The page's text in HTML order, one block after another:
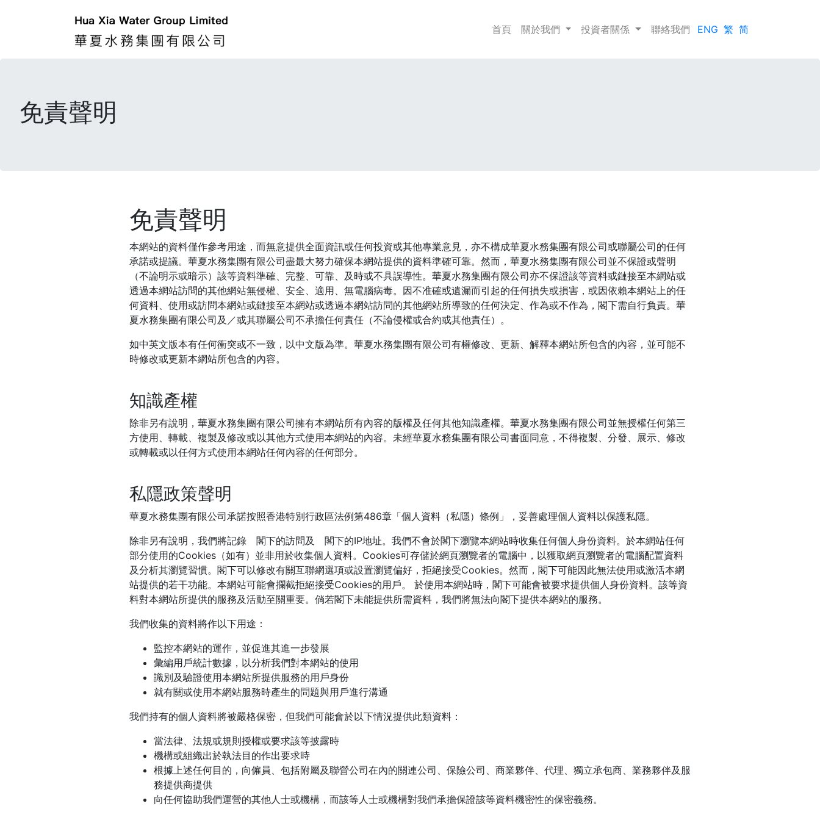
首頁 關於我們 投資者關係 聯絡我們 ENG 繁 简
免責聲明
免責聲明
本網站的資料僅作參考用途，而無意提供全面資訊或任何投資或其他專業意見，亦不構成華夏水務集團有限公司或聯屬公司的任何
承諾或提議。華夏水務集團有限公司盡最大努力確保本網站提供的資料準確可靠。然而，華夏水務集團有限公司並不保證或聲明
（不論明示或暗示）該等資料準確、完整、可靠、及時或不具誤導性。華夏水務集團有限公司亦不保證該等資料或鏈接至本網站或
透過本網站訪問的其他網站無侵權、安全、適用、無電腦病毒。因不准確或遺漏而引起的任何損失或損害，或因依賴本網站上的任
何資料、使用或訪問本網站或鏈接至本網站或透過本網站訪問的其他網站所導致的任何決定、作為或不作為，閣下需自行負責。華
夏水務集團有限公司及／或其聯屬公司不承擔任何責任（不論侵權或合約或其他責任）。
如中英文版本有任何衝突或不一致，以中文版為準。華夏水務集團有限公司有權修改、更新、解釋本網站所包含的內容，並可能不
時修改或更新本網站所包含的內容。
知識產權
除非另有說明，華夏水務集團有限公司擁有本網站所有內容的版權及任何其他知識產權。華夏水務集團有限公司並無授權任何第三
方使用、轉載、複製及修改或以其他方式使用本網站的內容。未經華夏水務集團有限公司書面同意，不得複製、分發、展示、修改
或轉載或以任何方式使用本網站任何內容的任何部分。
私隱政策聲明
華夏水務集團有限公司承諾按照香港特別行政區法例第486章「個人資料（私隱）條例」，妥善處理個人資料以保護私隱。
除非另有說明，我們將記錄 閣下的訪問及 閣下的IP地址。我們不會於閣下瀏覽本網站時收集任何個人身份資料。於本網站任何
部分使用的Cookies（如有）並非用於收集個人資料。Cookies可存儲於網頁瀏覽者的電腦中，以獲取網頁瀏覽者的電腦配置資料
及分析其瀏覽習慣。閣下可以修改有關互聯網選項或設置瀏覽偏好，拒絕接受Cookies。然而，閣下可能因此無法使用或激活本網
站提供的若干功能。本網站可能會攔截拒絕接受Cookies的用戶。 於使用本網站時，閣下可能會被要求提供個人身份資料。該等資
料對本網站所提供的服務及活動至關重要。倘若閣下未能提供所需資料，我們將無法向閣下提供本網站的服務。
我們收集的資料將作以下用途：
監控本網站的運作，並促進其進一步發展
彙編用戶統計數據，以分析我們對本網站的使用
識別及驗證使用本網站所提供服務的用戶身份
就有關或使用本網站服務時產生的問題與用戶進行溝通
我們持有的個人資料將被嚴格保密，但我們可能會於以下情況提供此類資料：
當法律、法規或規則授權或要求該等披露時
機構或組織出於執法目的作出要求時
根據上述任何目的，向僱員、包括附屬及聯營公司在內的關連公司、保險公司、商業夥伴、代理、獨立承包商、業務夥伴及服
務提供商提供
向任何協助我們運營的其他人士或機構，而該等人士或機構對我們承擔保證該等資料機密性的保密義務。